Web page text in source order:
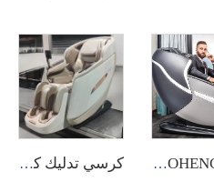
GUOHENG 2023 كرسي تدليك فاخر يمتد التايلاندي 4D جسم كامل ممتد كرسي تدليك شياتسو ديلوكس كرسي تدليك كهربائي GUOHENG بخمسة أبعاد مع تدليك كامل للجسم وتقنية الجاذبية الصفرية وتدليك القدم بأربعة أبعاد مع وظائف التدليك بالإبر والفرك